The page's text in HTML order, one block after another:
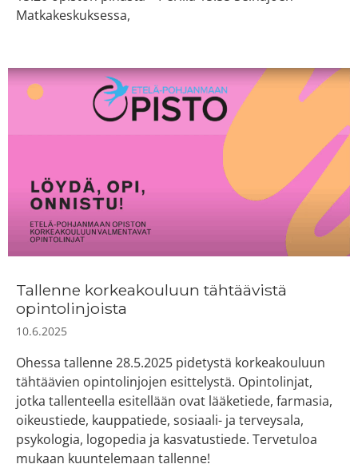
Matkakeskuksessa,
Tallenne korkeakouluun tähtäävistä
opintolinjoista
10.6.2025
Ohessa tallenne 28.5.2025 pidetystä korkeakouluun
tähtäävien opintolinjojen esittelystä. Opintolinjat,
jotka tallenteella esitellään ovat lääketiede, farmasia,
oikeustiede, kauppatiede, sosiaali- ja terveysala,
psykologia, logopedia ja kasvatustiede. Tervetuloa
mukaan kuuntelemaan tallenne!